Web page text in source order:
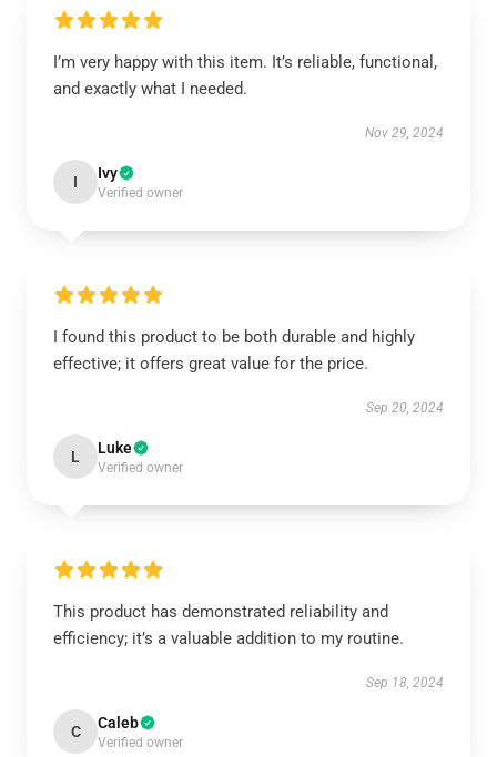
I’m very happy with this item. It’s reliable, functional,
and exactly what I needed.
Nov 29, 2024
I Ivy
Verified owner
I found this product to be both durable and highly
effective; it offers great value for the price.
Sep 20, 2024
L Luke
Verified owner
This product has demonstrated reliability and
efficiency; it’s a valuable addition to my routine.
Sep 18, 2024
C Caleb
Verified owner